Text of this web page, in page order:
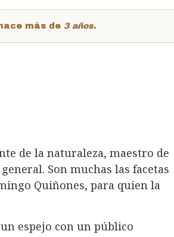
más de 3 años.
de la naturaleza, maestro de
Son muchas las facetas
Quiñones, para quien la
espejo con un público